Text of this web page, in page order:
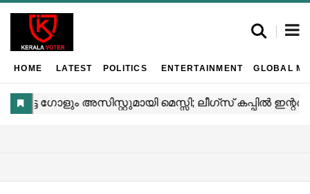
HOME LATEST POLITICS ENTERTAINMENT GLOBAL